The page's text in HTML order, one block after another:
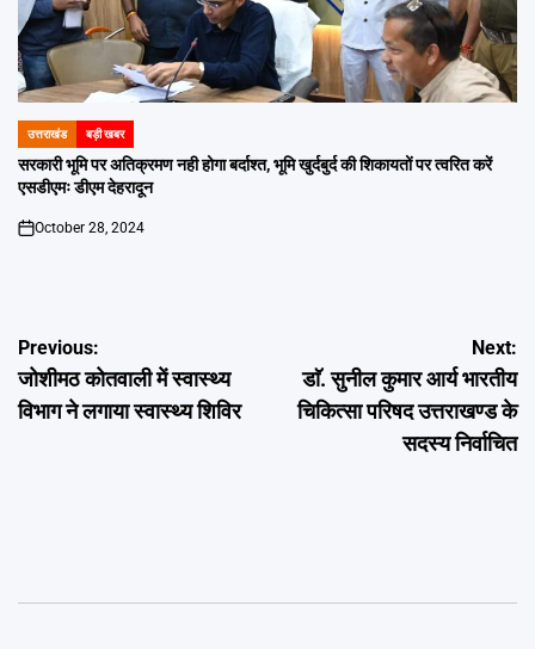
POSTED
IN
उत्तराखंड बड़ी खबर
सरकारी भूमि पर अतिक्रमण नही होगा बर्दाश्त, भूमि खुर्दबुर्द की शिकायतों पर त्वरित करें
एसडीएमः डीएम देहरादून
on
October 28, 2024
Post
navigation
Previous:
जोशीमठ कोतवाली में स्वास्थ्य
विभाग ने लगाया स्वास्थ्य शिविर
Next:
डाॅ. सुनील कुमार आर्य भारतीय
चिकित्सा परिषद उत्तराखण्ड के
सदस्य निर्वाचित